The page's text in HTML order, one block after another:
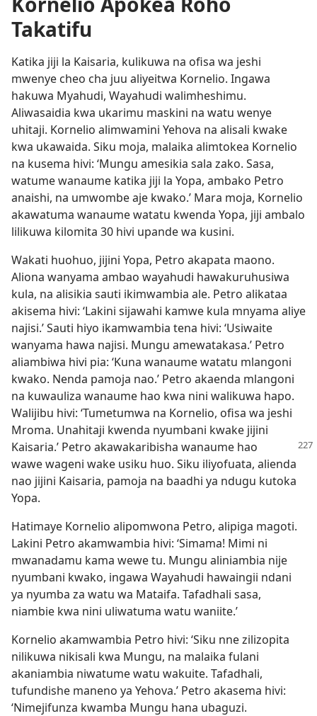
Takatifu
Katika jiji la Kaisaria, kulikuwa na ofisa wa jeshi
mwenye cheo cha juu aliyeitwa Kornelio. Ingawa
hakuwa Myahudi, Wayahudi walimheshimu.
Aliwasaidia kwa ukarimu maskini na watu wenye
uhitaji. Kornelio alimwamini Yehova na alisali kwake
kwa ukawaida. Siku moja, malaika alimtokea Kornelio
na kusema hivi: ‘Mungu amesikia sala zako. Sasa,
watume wanaume katika jiji la Yopa, ambako Petro
anaishi, na umwombe aje kwako.’ Mara moja, Kornelio
akawatuma wanaume watatu kwenda Yopa, jiji ambalo
lilikuwa kilomita 30 hivi upande wa kusini.
Wakati huohuo, jijini Yopa, Petro akapata maono.
Aliona wanyama ambao wayahudi hawakuruhusiwa
kula, na alisikia sauti ikimwambia ale. Petro alikataa
akisema hivi: ‘Lakini sijawahi kamwe kula mnyama aliye
najisi.’ Sauti hiyo ikamwambia tena hivi: ‘Usiwaite
wanyama hawa najisi. Mungu amewatakasa.’ Petro
aliambiwa hivi pia: ‘Kuna wanaume watatu mlangoni
kwako. Nenda pamoja nao.’ Petro akaenda mlangoni
na kuwauliza wanaume hao kwa nini walikuwa hapo.
Walijibu hivi: ‘Tumetumwa na Kornelio, ofisa wa jeshi
Mroma. Unahitaji kwenda nyumbani kwake jijini
Kaisaria.’ Petro akawakaribisha wanaume hao
wawe wageni wake usiku huo. Siku iliyofuata, alienda
nao jijini Kaisaria, pamoja na baadhi ya ndugu kutoka
Yopa.
Hatimaye Kornelio alipomwona Petro, alipiga magoti.
Lakini Petro akamwambia hivi: ‘Simama! Mimi ni
mwanadamu kama wewe tu. Mungu aliniambia nije
nyumbani kwako, ingawa Wayahudi hawaingii ndani
ya nyumba za watu wa Mataifa. Tafadhali sasa,
niambie kwa nini uliwatuma watu waniite.’
Kornelio akamwambia Petro hivi: ‘Siku nne zilizopita
nilikuwa nikisali kwa Mungu, na malaika fulani
akaniambia niwatume watu wakuite. Tafadhali,
tufundishe maneno ya Yehova.’ Petro akasema hivi:
‘Nimejifunza kwamba Mungu hana ubaguzi.